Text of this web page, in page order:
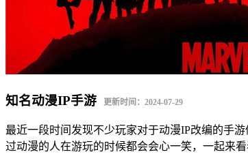
知名动漫IP手游 更新时间：2024-07-29
最近一段时间发现不少玩家对于动漫IP改编的手
过动漫的人在游玩的时候都会会心一笑，一起来